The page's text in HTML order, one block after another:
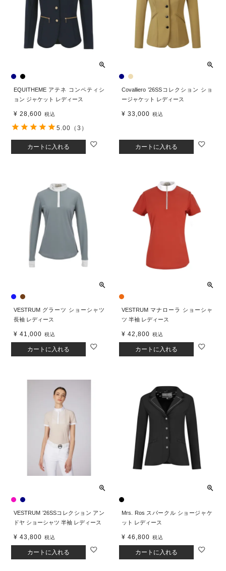
EQUITHEME アテネ コンペティシ
ョン ジャケット レディース
¥ 28,600 税込
カートに入れる
5.00 （3）
Covalliero ’26SSコレクション ショ
ージャケット レディース
¥ 33,000 税込
カートに入れる
VESTRUM グラーツ ショーシャツ
長袖 レディース
¥ 41,000 税込
カートに入れる
VESTRUM マナローラ ショーシャ
ツ 半袖 レディース
¥ 42,800 税込
カートに入れる
VESTRUM ’26SSコレクション アン
ドヤ ショーシャツ 半袖 レディース
¥ 43,800 税込
カートに入れる
Mrs. Ros スパークル ショージャケ
ット レディース
¥ 46,800 税込
カートに入れる